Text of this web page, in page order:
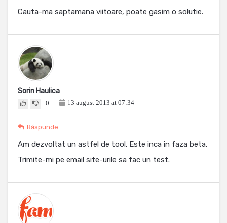
Cauta-ma saptamana viitoare, poate gasim o solutie.
Sorin Haulica
0 13 august 2013 at 07:34
Răspunde
Am dezvoltat un astfel de tool. Este inca in faza beta.
Trimite-mi pe email site-urile sa fac un test.